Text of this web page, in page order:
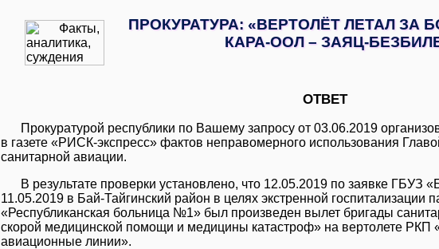
ПРОКУРАТУРА: «ВЕРТОЛЁТ ЛЕТАЛ ЗА
КАРА-ООЛ – ЗАЯЦ-
ОТВЕТ
Прокуратурой республики по Вашему запросу от 03.06.2019
в газете «РИСК-экспресс» фактов неправомерного использования
санитарной авиации.
В результате проверки установлено, что 12.05.2019 по заявке ГБУЗ
11.05.2019 в Бай-Тайгинский район в целях экстренной госпитализации
«Республиканская больница №1» был произведен вылет бригады
скорой медицинской помощи и медицины катастроф» на вертолете РКП
авиационные линии».